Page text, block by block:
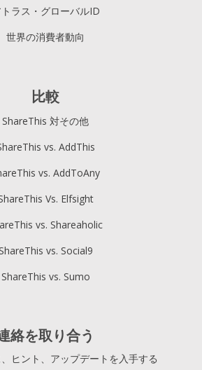
ラス・グローバルID
世界の消費者動向
比較
ShareThis 対その他
vs. AddThis
vs. AddToAny
Vs. Elfsight
vs. Shareaholic
ShareThis vs. Social9
ShareThis vs. Sumo
絡を取り合う
ヒント、アップデートを入手する